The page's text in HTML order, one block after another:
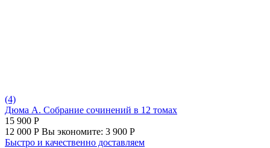
(4)
Дюма А. Собрание сочинений в 12 томах
15 900 Р
12 000 Р Вы экономите: 3 900 Р
Быстро и качественно доставляем